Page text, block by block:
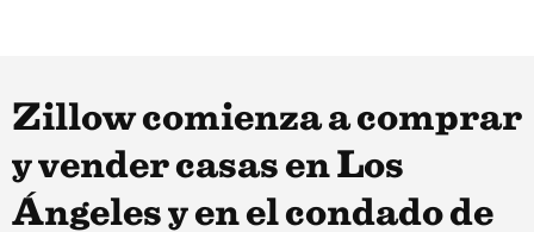
Zillow comienza a comprar
y vender casas en Los
Ángeles y en el condado de